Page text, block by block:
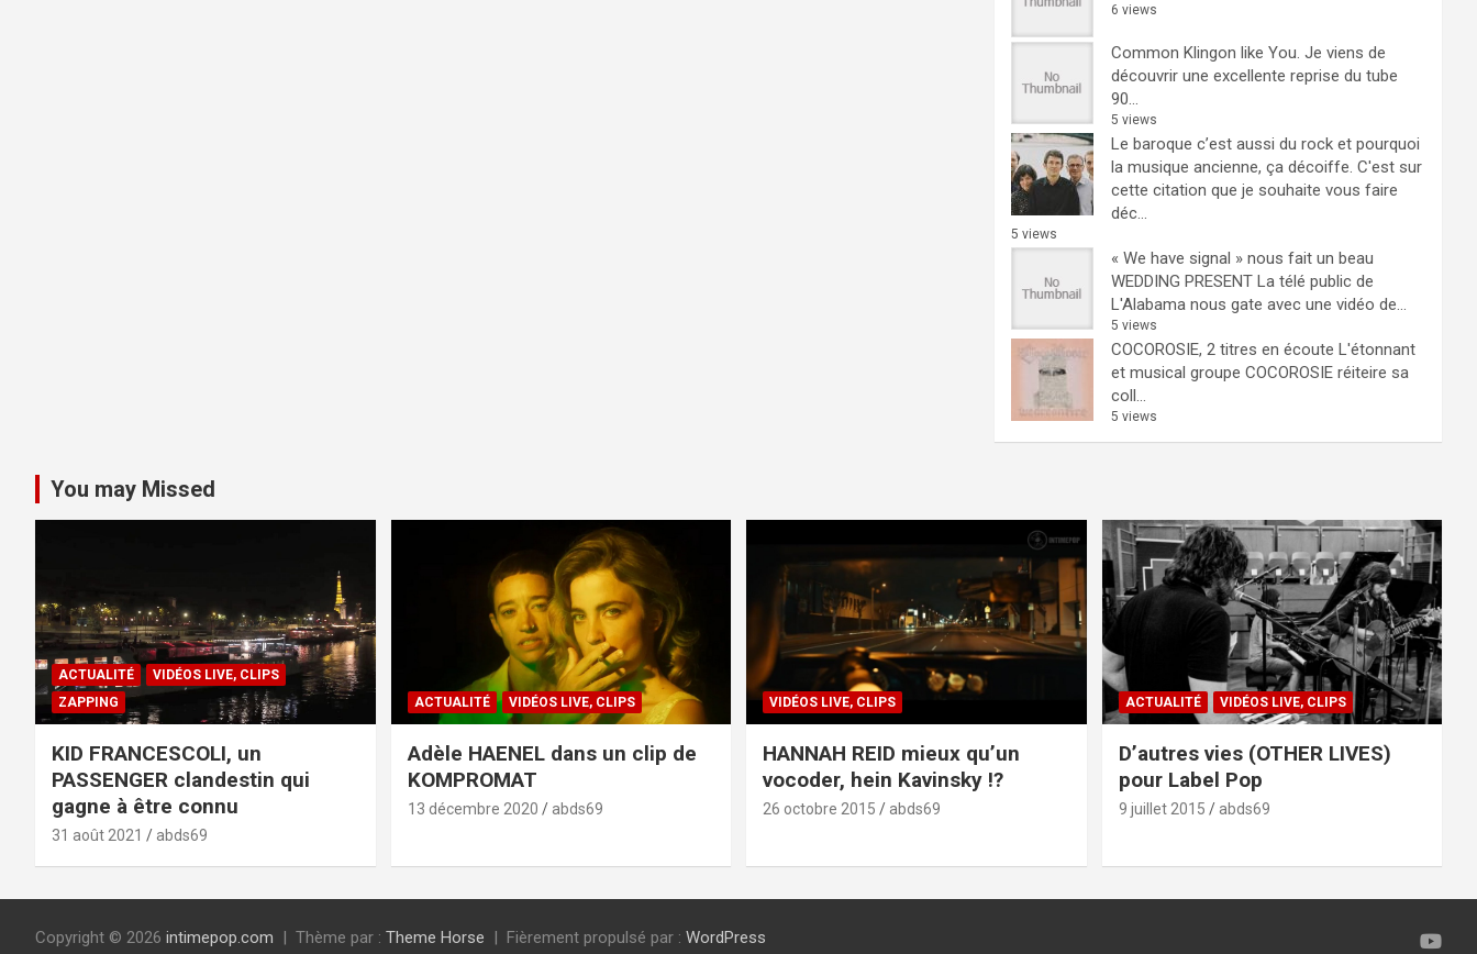
6 views
Common Klingon like You. Je viens de
découvrir une excellente reprise du tube
90...
5 views
Le baroque c’est aussi du rock et pourquoi
la musique ancienne, ça décoiffe. C'est sur
cette citation que je souhaite vous faire
déc...
5 views
« We have signal » nous fait un beau
WEDDING PRESENT La télé public de
L'Alabama nous gate avec une vidéo de...
5 views
COCOROSIE, 2 titres en écoute L'étonnant
et musical groupe COCOROSIE réiteire sa
coll...
5 views
You may Missed
ACTUALITÉ
VIDÉOS LIVE, CLIPS
ZAPPING
KID FRANCESCOLI, un
PASSENGER clandestin qui
gagne à être connu
31 août 2021 abds69
ACTUALITÉ VIDÉOS LIVE, CLIPS
Adèle HAENEL dans un clip de
KOMPROMAT
13 décembre 2020 abds69
VIDÉOS LIVE, CLIPS
HANNAH REID mieux qu’un
vocoder, hein Kavinsky !?
26 octobre 2015 abds69
ACTUALITÉ VIDÉOS LIVE, CLIPS
D’autres vies (OTHER LIVES)
pour Label Pop
9 juillet 2015 abds69
Copyright © 2026 intimepop.com Thème par : Theme Horse Fièrement propulsé par : WordPress